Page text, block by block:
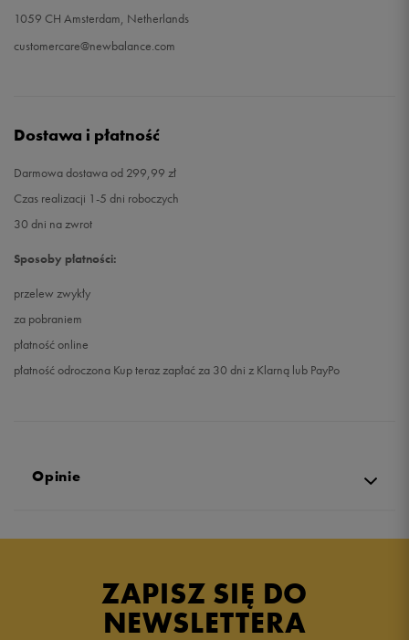
1059 CH Amsterdam, Netherlands
customercare@newbalance.com
Dostawa i płatność
Darmowa dostawa od 299,99 zł
Czas realizacji 1-5 dni roboczych
30 dni na zwrot
Sposoby płatności:
przelew zwykły
za pobraniem
płatność online
płatność odroczona Kup teraz zapłać za 30 dni z Klarną lub PayPo
Opinie
ZAPISZ SIĘ DO
NEWSLETTERA